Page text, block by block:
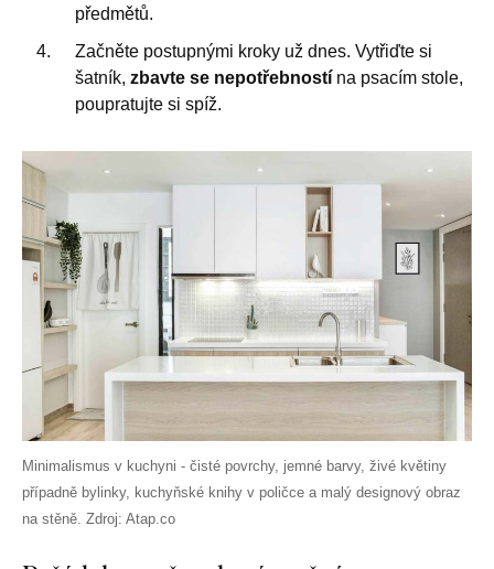
předmětů.
Začněte postupnými kroky už dnes. Vytřiďte si
šatník, zbavte se nepotřebností na psacím stole,
poupratujte si spíž.
Minimalismus v kuchyni - čisté povrchy, jemné barvy, živé květiny
případně bylinky, kuchyňské knihy v poličce a malý designový obraz
na stěně. Zdroj: Atap.co